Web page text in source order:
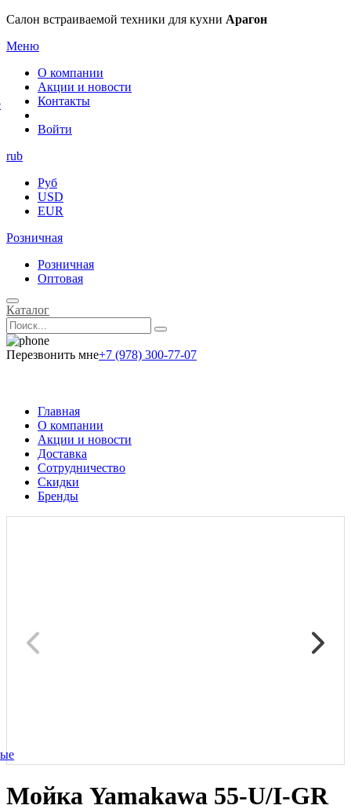
Салон встраиваемой техники для кухни Арагон
Меню
О компании
Акции и новости
Контакты
Войти
rub
Руб
USD
EUR
Розничная
Розничная
Оптовая
Каталог
Перезвонить мне+7 (978) 300-77-07
Главная
О компании
Акции и новости
Доставка
Сотрудничество
Скидки
Бренды
Мойка Yamakawa 55-U/I-GR